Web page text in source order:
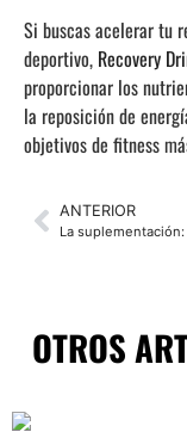
Si buscas acelerar tu
deportivo, Recovery
proporcionar los
la reposición de
objetivos de fitness
ANTERIOR
OTROS